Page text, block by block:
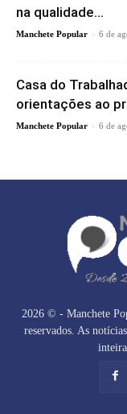
na qualidade...
Manchete Popular - 6 de
Casa do
orientações ao
Manchete Popular - 6 de
2026 © - Manchete
reservados. As